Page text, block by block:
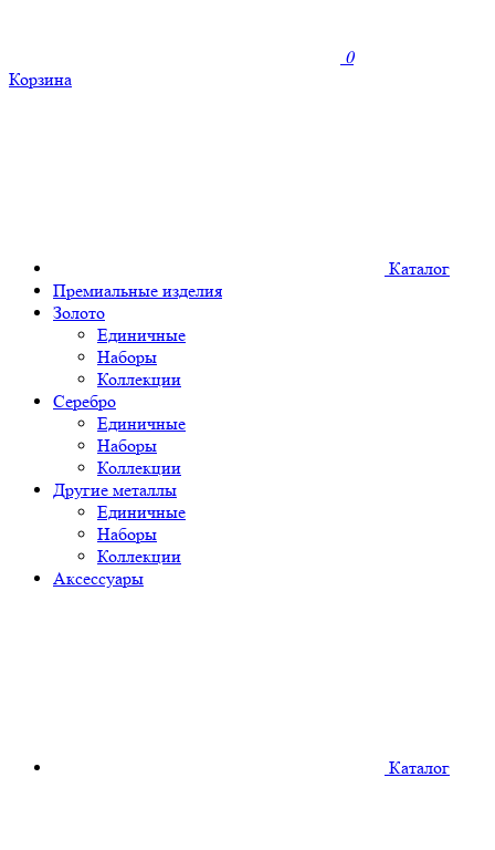
0
Корзина
Каталог
Премиальные изделия
Золото
Единичные
Наборы
Коллекции
Серебро
Единичные
Наборы
Коллекции
Другие металлы
Единичные
Наборы
Коллекции
Аксессуары
Каталог